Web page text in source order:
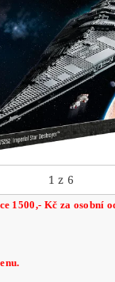
1 z 6
1500,- Kč za osobní